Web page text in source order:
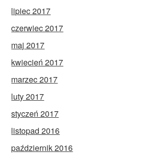
lipiec 2017
czerwiec 2017
maj 2017
kwiecień 2017
marzec 2017
luty 2017
styczeń 2017
listopad 2016
październik 2016